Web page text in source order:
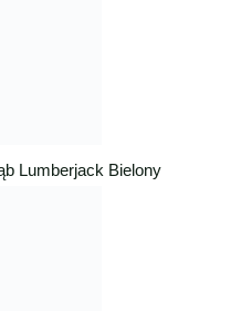
Lumberjack Bielony